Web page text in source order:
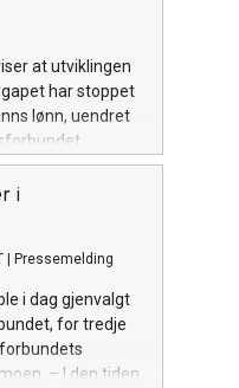
at utviklingen
har stoppet
lønn, uendret
i
Pressemelding
i dag gjenvalgt
for tredje
– I den tiden